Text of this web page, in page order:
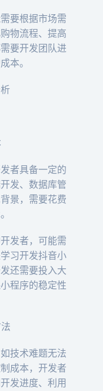
要根据市场需
物流程、提高
要开发团队进
本。
者具备一定的
发、数据库管
景，需要花费
发者，可能需
习开发抖音小
还需要投入大
程序的稳定性
技术难题无法
成本，开发者
发进度、利用